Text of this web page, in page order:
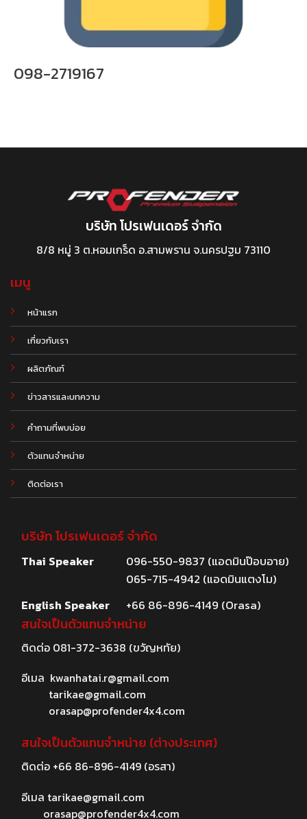
098-2719167
บริษัท โปรเฟนเดอร์ จำกัด
8/8 หมู่ 3 ต.หอมเกร็ด อ.สามพราน จ.นครปฐม 73110
เมนู
หน้าแรก
เกี่ยวกับเรา
ผลิตภัณฑ์
ข่าวสารและบทความ
.
คำถามที่พบบ่อย
ตัวแทนจำหน่าย
ติดต่อเรา
บริษัท โปรเฟนเดอร์ จำกัด
Thai Speaker
096-550-9837 (แอดมินป๊อบอาย)
065-715-4942 (แอดมินแตงโม)
English Speaker
+66 86-896-4149 (Orasa)
สนใจเป็นตัวแทนจำหน่าย
ติดต่อ 081-372-3638 (ขวัญหทัย)
อีเมล kwanhatai.r@gmail.com
tarikae@gmail.com
orasap@profender4x4.com
สนใจเป็นตัวแทนจำหน่าย (ต่างประเทศ)
ติดต่อ +66 86-896-4149(อรสา)
อีเมล tarikae@gmail.com
orasap@profender4x4.com